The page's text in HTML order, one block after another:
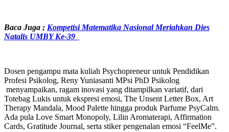
Baca Juga ; Kompetisi Matematika Nasional Meriahkan Dies
Natalis UMBY Ke-39
Dosen pengampu mata kuliah Psychopreneur untuk Pendidikan
Profesi Psikolog, Reny Yuniasanti MPsi PhD Psikolog
menyampaikan, ragam inovasi yang ditampilkan variatif, dari
Totebag Lukis untuk ekspresi emosi, The Unsent Letter Box, Art
Therapy Mandala, Mood Palette hingga produk Parfume PsyCalm.
Ada pula Love Smart Monopoly, Lilin Aromaterapi, Affirmation
Cards, Gratitude Journal, serta stiker pengenalan emosi “FeelMe”.